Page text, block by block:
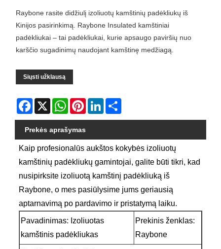
Raybone rasite didžiulį izoliuotų kamštinių padėkliukų iš
Kinijos pasirinkimą. Raybone Insulated kamštiniai
padėkliukai – tai padėkliukai, kurie apsaugo paviršių nuo
karščio sugadinimų naudojant kamštinę medžiagą.
Siųsti užklausą
Facebook
X WhatsAppPinterestLinkedIn
Prekės aprašymas
Kaip profesionalūs aukštos kokybės izoliuotų
kamštinių padėkliukų gamintojai, galite būti tikri, kad
nusipirksite izoliuotą kamštinį padėkliuką iš
Raybone, o mes pasiūlysime jums geriausią
aptarnavimą po pardavimo ir pristatymą laiku.
Pavadinimas: Izoliuotas
kamštinis padėkliukas
Prekinis ženklas:
Raybone